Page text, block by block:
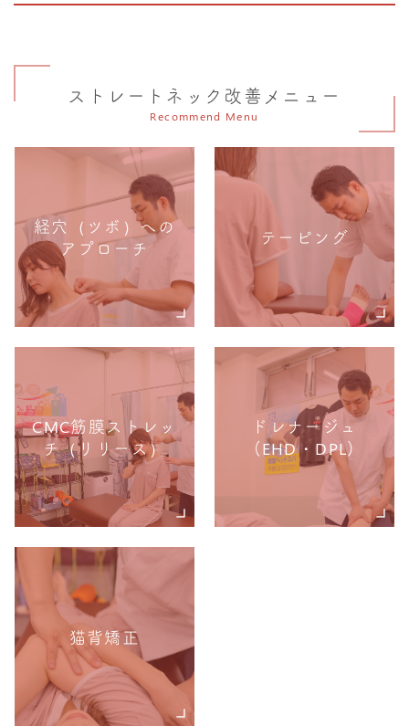
ストレートネック改善メニュー
Recommend Menu
経穴（ツボ）への
アプローチ
テーピング
CMC筋膜ストレッ
チ（リリース）
ドレナージュ
(EHD・DPL)
猫背矯正